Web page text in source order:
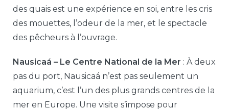
des quais est une expérience en soi, entre les cris
des mouettes, l’odeur de la mer, et le spectacle
des pêcheurs à l’ouvrage.
Nausicaá – Le Centre National de la Mer : À deux
pas du port, Nausicaá n’est pas seulement un
aquarium, c’est l’un des plus grands centres de la
mer en Europe. Une visite s’impose pour